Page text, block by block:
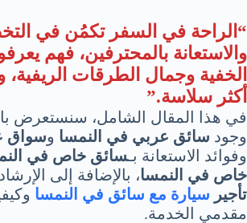
“الراحة في السفر تكمُن في
والاستعانة بالمحترفين، فهم
الخفية وجمال الطرقات
أكثر سلاسة.”
في هذا المقال الشامل، سنستعرض
وجود سائق عربي في النمسا وسواق
وفوائد الاستعانة بـسائق خاص في
خاص في النمسا، بالإضافة إلى
تأجير سيارة مع سائق في النمسا
مقدمي الخدمة.